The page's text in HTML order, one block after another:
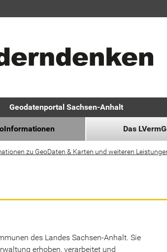
Geodatenportal Sachsen-Anhalt
Das
zu GeoDaten & Karten und weiteren
des Landes Sachsen-Anhalt. Sie
erhoben, verarbeitet und